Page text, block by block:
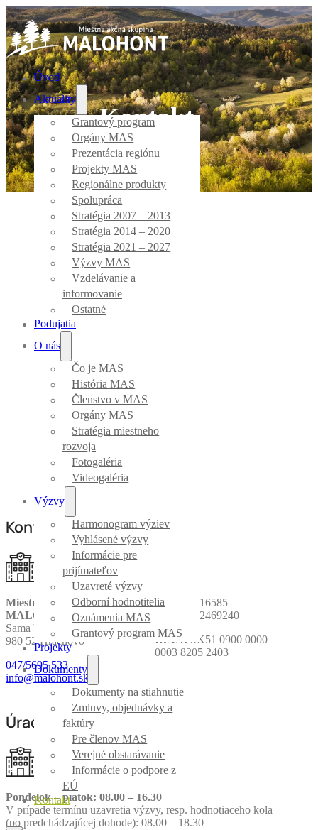
Úvod
Aktuality
Grantový program
Orgány MAS
Prezentácia regiónu
Projekty MAS
Regionálne produkty
Spolupráca
Stratégia 2007 – 2013
Stratégia 2014 – 2020
Stratégia 2021 – 2027
Výzvy MAS
Vzdelávanie a
informovanie
Ostatné
Podujatia
O nás
Čo je MAS
História MAS
Členstvo v MAS
Orgány MAS
Stratégia miestneho
rozvoja
Fotogaléria
Videogaléria
Výzvy
Harmonogram výziev
Vyhlásené výzvy
Informácie pre
prijímateľov
Uzavreté výzvy
Odborní hodnotitelia
Oznámenia MAS
Grantový program MAS
Projekty
Dokumenty
Dokumenty na stiahnutie
Zmluvy, objednávky a
faktúry
Pre členov MAS
Verejné obstarávanie
Informácie o podpore z
EÚ
Kontakt
Kontakt
Úvod/Kontakt
Kontaktnéinformácie
Miestna akčná skupina
MALOHONT
Sama Vozára 154
980 52 Hrachovo
047/5695 533
info@malohont.sk
IČO:
45016585
2022469240
IBAN: SK51 0900 0000
0003 8205 2403
Úradné hodiny
Pondelok – piatok: 08.00 – 16.30
V prípade termínu uzavretia výzvy, resp. hodnotiaceho kola
(po predchádzajúcej dohode): 08.00 – 18.30